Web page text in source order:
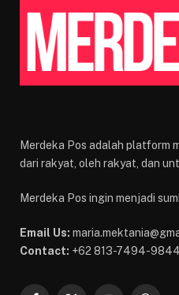
Merdeka Pos adalah platform
dari rakyat, oleh rakyat, dan
Merdeka Pos ingin menjadi
Email Us:
Contact: +62 813-7494-9844